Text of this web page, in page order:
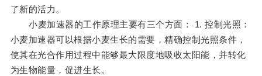
了新的活力。
小麦加速器的工作原理主要有三个方面： 1. 控制光照：
小麦加速器可以根据小麦生长的需要，精确控制光照条件，
使其在光合作用过程中能够最大限度地吸收太阳能，并转化
为生物能量，促进生长。